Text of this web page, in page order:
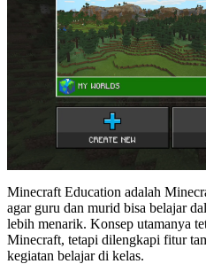
Minecraft Education adalah
agar guru dan murid bisa belajar
lebih menarik. Konsep utamanya
Minecraft, tetapi dilengkapi fitur
kegiatan belajar di kelas.